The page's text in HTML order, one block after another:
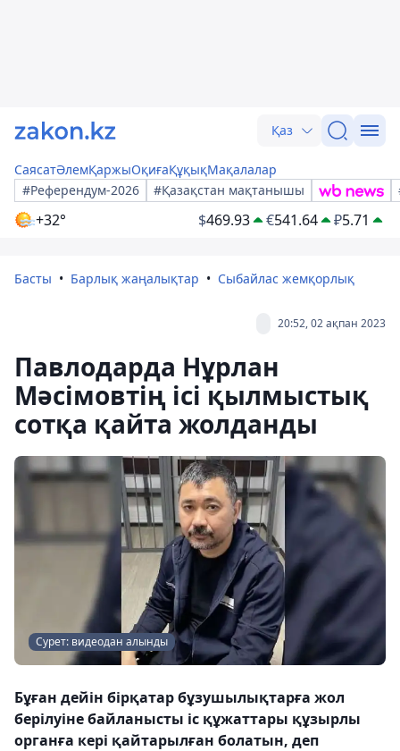
Қаз
СаясатӘлемҚаржыОқиғаҚұқықМақалалар
#Референдум-2026
#Қазақстан мақтанышы
+32° $469.93 €541.64 ₽5.71
Басты Барлық жаңалықтар Сыбайлас жемқорлық
20:52, 02 ақпан 2023
Павлодарда Нұрлан
Мәсімовтің ісі қылмыстық
сотқа қайта жолданды
Сурет: видеодан алынды
Бұған дейін бірқатар бұзушылықтарға жол
берілуіне байланысты іс құжаттары құзырлы
органға кері қайтарылған болатын, деп